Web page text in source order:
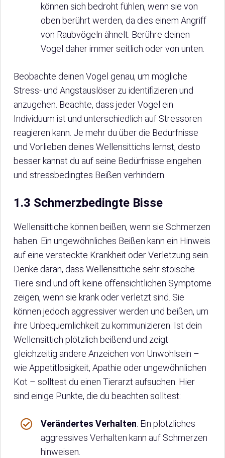
können sich bedroht fühlen, wenn sie von
oben berührt werden, da dies einem Angriff
von Raubvögeln ähnelt. Berühre deinen
Vogel daher immer seitlich oder von unten.
Beobachte deinen Vogel genau, um mögliche
Stress- und Angstauslöser zu identifizieren und
anzugehen. Beachte, dass jeder Vogel ein
Individuum ist und unterschiedlich auf Stressoren
reagieren kann. Je mehr du über die Bedürfnisse
und Vorlieben deines Wellensittichs lernst, desto
besser kannst du auf seine Bedürfnisse eingehen
und stressbedingtes Beißen verhindern.
1.3 Schmerzbedingte Bisse
Wellensittiche können beißen, wenn sie Schmerzen
haben. Ein ungewöhnliches Beißen kann ein Hinweis
auf eine versteckte Krankheit oder Verletzung sein.
Denke daran, dass Wellensittiche sehr stoische
Tiere sind und oft keine offensichtlichen Symptome
zeigen, wenn sie krank oder verletzt sind. Sie
können jedoch aggressiver werden und beißen, um
ihre Unbequemlichkeit zu kommunizieren. Ist dein
Wellensittich plötzlich beißend und zeigt
gleichzeitig andere Anzeichen von Unwohlsein –
wie Appetitlosigkeit, Apathie oder ungewöhnlichen
Kot – solltest du einen Tierarzt aufsuchen. Hier
sind einige Punkte, die du beachten solltest:
Verändertes Verhalten: Ein plötzliches
aggressives Verhalten kann auf Schmerzen
hinweisen.